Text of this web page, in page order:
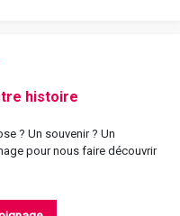
histoire
? Un souvenir ? Un
pour nous faire découvrir